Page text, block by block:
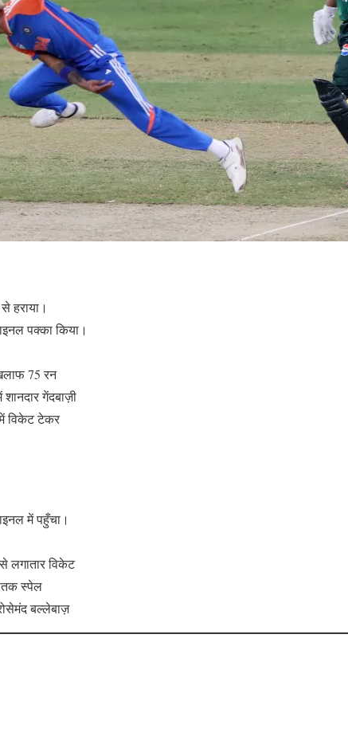
हराया।
पक्का किया।
75 रन
गेंदबाज़ी
विकेट टेकर
में पहुँचा।
लगातार विकेट
स्पेल
बल्लेबाज़